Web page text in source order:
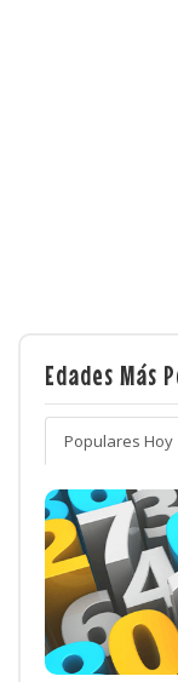
Edades Más
Populares Hoy